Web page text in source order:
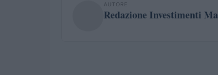
AUTORE
Redazione Investimenti